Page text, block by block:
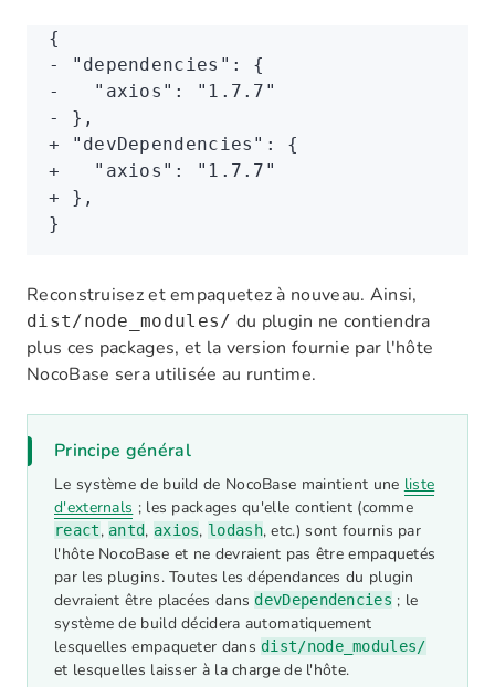
{
- "dependencies": {
-   "axios": "1.7.7"
- },
+ "devDependencies": {
+   "axios": "1.7.7"
+ },
}
Reconstruisez et empaquetez à nouveau. Ainsi,
dist/node_modules/ du plugin ne contiendra
plus ces packages, et la version fournie par l'hôte
NocoBase sera utilisée au runtime.
Principe général
Le système de build de NocoBase maintient une liste
d'externals ; les packages qu'elle contient (comme
react, antd, axios, lodash, etc.) sont fournis par
l'hôte NocoBase et ne devraient pas être empaquetés
par les plugins. Toutes les dépendances du plugin
devraient être placées dans devDependencies ; le
système de build décidera automatiquement
lesquelles empaqueter dans dist/node_modules/
et lesquelles laisser à la charge de l'hôte.